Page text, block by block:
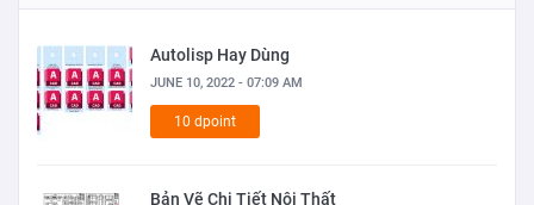
Autolisp Hay Dùng
JUNE 10, 2022 - 07:09 AM
10 dpoint
Bản Vẽ Chi Tiết Nội Thất